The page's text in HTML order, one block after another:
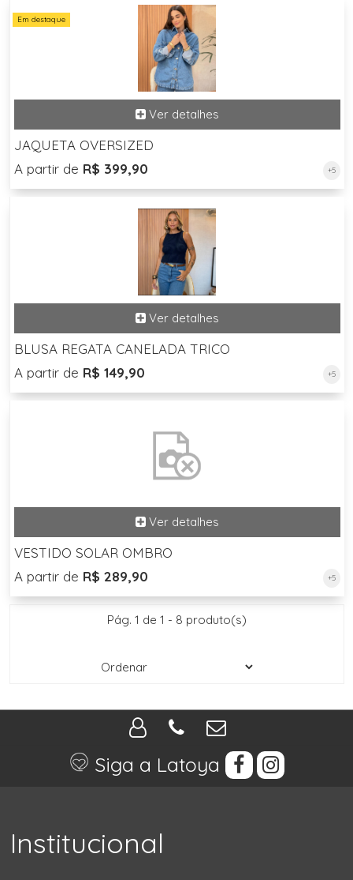
Em destaque
JAQUETA OVERSIZED
A partir de R$ 399,90 +5
BLUSA REGATA CANELADA TRICO
A partir de R$ 149,90 +5
VESTIDO SOLAR OMBRO
A partir de R$ 289,90 +5
Pág. 1 de 1 - 8 produto(s)
Siga a Latoya
Institucional